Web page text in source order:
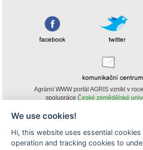
Agrární WWW portál AGRIS vznikl v
spolupráce České zemědělské
obsahu agrárního WWW portálu
(pokud není uvedeno jinak) pouze za podmínky
We use cookies!
Hi, this website uses essential
operation and tracking cookies to